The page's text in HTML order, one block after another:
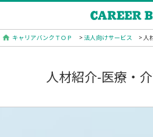
キャリアバンクＴＯＰ > 法人向けサービス > 人
人材紹介-医療・